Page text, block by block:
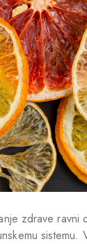
zdrave ravni
sistemu.